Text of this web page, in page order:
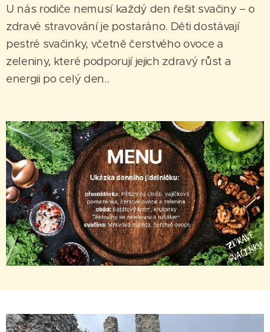
U nás rodiče nemusí každý den řešit svačiny – o
zdravé stravování je postaráno. Děti dostávají
pestré svačinky, včetně čerstvého ovoce a
zeleniny, které podporují jejich zdravý růst a
energii po celý den..